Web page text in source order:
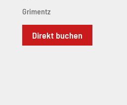
Grimentz
Direkt buchen